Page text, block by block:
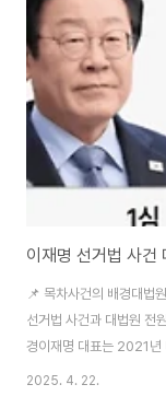
이재명 선거법 사건
📌 목차사건의 배경대법
선거법 사건과 대법원 전
경이재명 대표는 2021년
용도변경, 그리고 고(故)
2025. 4. 22.